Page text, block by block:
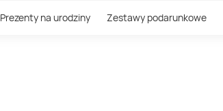
Prezenty na urodziny Zestawy podarunkowe